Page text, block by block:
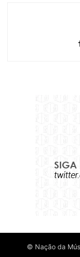
© Nação da